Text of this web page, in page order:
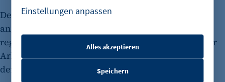
Einstellungen anpassen
etracker Sitzungs-Cookie
Alles akzeptieren
Speichern
Der Arbeitsmarkt in Berlin bleibt weiterhin
angespannt. Im Juli gab es insgesamt 223.863
registrierte Arbeitslose, wie die Bundesagentur für
Arbeit mitteilte. Darüber hinaus schwächelt auch
der Ausbildungsmarkt.